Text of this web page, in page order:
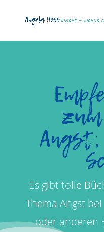
Es gibt tolle
Thema Angst
oder anderen